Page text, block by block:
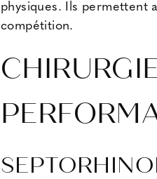
physiques. Ils permettent
compétition.